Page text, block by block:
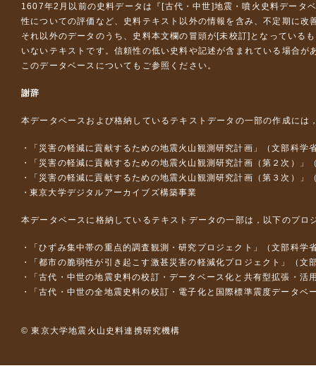
1607年2月以前の史料データは『 [古代・中世]地震・噴火史料データ
性についての評価など、史料テキスト以外の情報を含み、不定期に改
それ以外のデータのうち、史料本文欄の冒頭が[未校訂]となっている
いないテキストです。信頼性の低い史料や記述が含まれている場合が
このデータベースについて もご参照ください。
謝辞
本データベースおよび格納しているテキストデータの一部の作成には
「災害の軽減に貢献するための地震火山観測研究計画」（文部科学
「災害の軽減に貢献するための地震火山観測研究計画（第２次）」
「災害の軽減に貢献するための地震火山観測研究計画（第３次）」
東京大学デジタルアーカイブズ構築事業
本データベースに格納しているテキストデータの一部は，以下のプロ
「ひずみ集中帯の重点的調査観測・研究プロジェクト」（文部科
「都市の脆弱性が引き起こす激甚災害の軽減化プロジェクト」（
「古代・中世の地震史料の校訂・データベース化と共有型拡張・
「古代・中世の全地震史料の校訂・電子化と国際標準震度データ
© 東京大学地震火山史料連携研究機構